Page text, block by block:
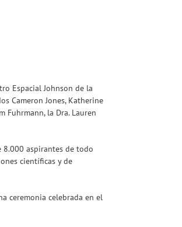
Espacial Johnson de la
Cameron Jones, Katherine
Fuhrmann, la Dra. Lauren
8.000 aspirantes de todo
científicas y de
ceremonia celebrada en el